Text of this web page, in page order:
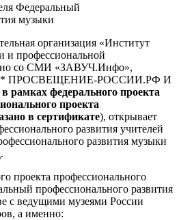
Федеральный
музыки
организация «Институт
и профессиональной
со СМИ «ЗАВУЧ.Инфо»,
ПРОСВЕЩЕНИЕ-РОССИИ.РФ И
в рамках федерального проекта
проекта
в сертификате), открывает
развития учителей
развития музыки
проекта профессионального
профессионального развития
с ведущими музеями России
а именно: